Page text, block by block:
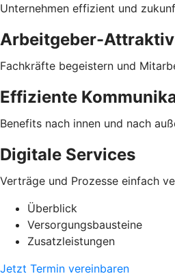
Unternehmen effizient und
Arbeitgeber-
Fachkräfte begeistern und
Effiziente
Benefits nach innen und nach
Digitale Services
Verträge und Prozesse einfach
Überblick
Versorgungsbausteine
Zusatzleistungen
Jetzt Termin vereinbaren